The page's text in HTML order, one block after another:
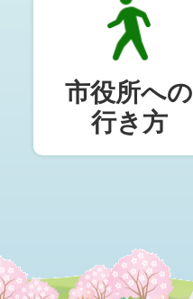
市役所への
行き方